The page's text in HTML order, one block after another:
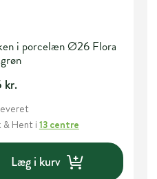
i porcelæn Ø26 Flora
kr.
& Hent i 13 centre
Læg i kurv